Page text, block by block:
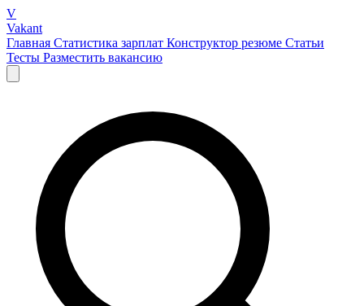
V
Vakant
Главная Статистика зарплат Конструктор резюме Статьи
Тесты Разместить вакансию